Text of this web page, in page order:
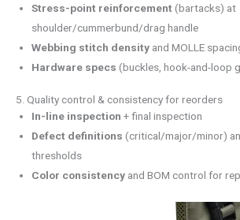
Stress-point reinforcement (bartacks) at
shoulder/cummerbund/drag handle
Webbing stitch density and MOLLE
Hardware specs (buckles, hook-and-loop
5. Quality control & consistency for reorders
In-line inspection + final inspection
Defect definitions (critical/major/minor)
thresholds
Color consistency and BOM control for